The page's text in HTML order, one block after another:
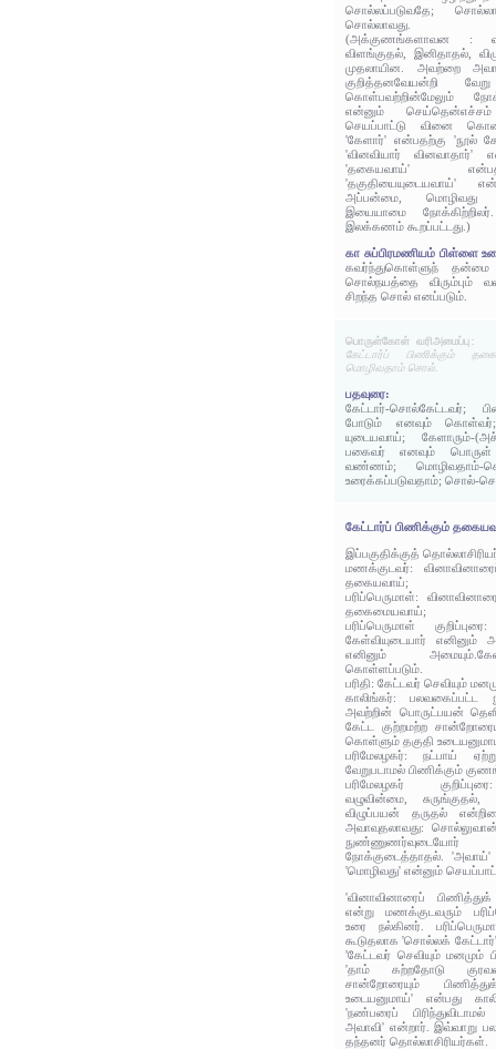
சொல்லப்படுவதே;
சொல்லாவது.
(அக்குணங்களாவன :
விளங்குதல், இனிதாதல்,
முதலாயின. அவற்றை
குறித்தனவேயன்றி
கொள்பவற்றின்மேலும்
என்னும்
செயப்பாட்டு வினை
'கேளார்' என்பதற்கு 'நூல்
'வினவியார் வினவாதார்'
'தகையவாய்'
'தகுதியையுடையவாய்'
அப்பன்மை, மொழிவது
இயையாமை
இலக்கணம் கூறப்பட்டது.)
கா சுப்பிரமணியம் பிள்ளை
கவர்ந்துகொள்ளுந் தன்மை
சொல்நயத்தை விரும்பும்
சிறந்த சொல் எனப்படும்.
பொருள்கோள் வரிஅமைப்பு:
கேட்டார்ப் பிணிக்கும்
மொழிவதாம் சொல்.
பதவுரை:
கேட்டார்-சொல்கேட்டவர்;
போடும் எனவும்
யுடையவாய்; கேளாரும்-
பகைவர் எனவும் பொருள்
வண்ணம்; மொழிவதாம்-
உரைக்கப்படுவதாம்; சொல்-
கேட்டார்ப் பிணிக்கும்
இப்பகுதிக்குத்
மணக்குடவர்:
தகையவாய்;
பரிப்பெருமாள்:
தகைமையவாய்;
பரிப்பெருமாள்
கேள்வியுடையார் எனினும்
எனினும்
கொள்ளப்படும்.
பரிதி: கேட்டவர் செவியும்
காலிங்கர்: பலவகைப்பட்ட
அவற்றின் பொருட்பயன்
கேட்ட குற்றமற்ற
கொள்ளும் தகுதி
பரிமேலழகர்: நட்பாய்
வேறுபடாமல் பிணிக்கும்
பரிமேலழகர்
வழுவின்மை,
விழுப்பயன் தருதல்
அவாவுதலாவது:
நுண்ணுணர்வுடையோர்
நோக்குடைத்தாதல்.
'மொழிவது' என்னும்
'வினாவினாரைப்
என்று மணக்குடவரும்
உரை நல்கினர்.
கூடுதலாக 'சொல்லக்
'கேட்டவர் செவியும் மனமும்
'தாம் கற்றதோடு
சான்றோரையும்
உடையனுமாய்' என்பது
'நண்பரைப்
அவாவி' என்றார். இவ்வாறு
தந்தனர் தொல்லாசிரியர்கள்.